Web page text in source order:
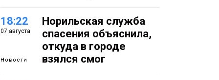
18:22
07 августа
Новости
Норильская служба
спасения объяснила,
откуда в городе
взялся смог